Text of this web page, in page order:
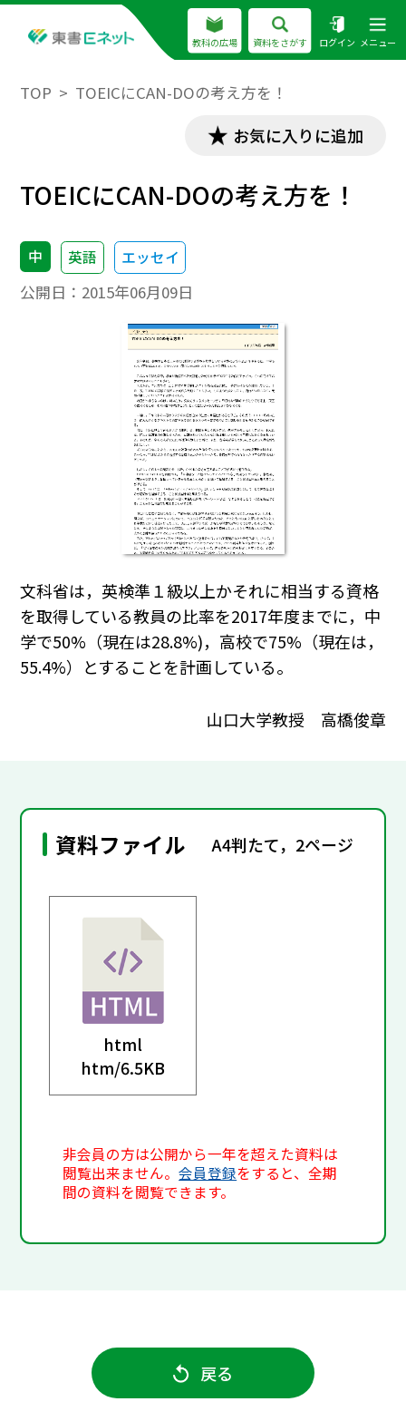
教科の広場 資料をさがす ログイン メニュー
TOP TOEICにCAN-DOの考え方を！
お気に入りに追加
TOEICにCAN-DOの考え方を！
中 英語 エッセイ
公開日： 2015年06月09日
文科省は，英検準１級以上かそれに相当する資格
を取得している教員の比率を2017年度までに，中
学で50%（現在は28.8%)，高校で75%（現在は，
55.4%）とすることを計画している。
山口大学教授 高橋俊章
資料ファイル A4判たて，2ページ
html
htm/6.5KB
非会員の方は公開から一年を超えた資料は
閲覧出来ません。会員登録をすると、全期
間の資料を閲覧できます。
戻る